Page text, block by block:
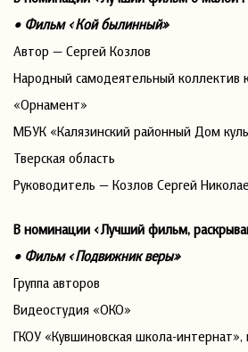
• Фильм «Кой былинный»
Автор — Сергей Козлов
Народный самодеятельный коллектив
«Орнамент»
МБУК «Калязинский районный Дом
Тверская область
Руководитель — Козлов Сергей
В номинации «Лучший фильм,
• Фильм «Подвижник веры»
Группа авторов
Видеостудия «ОКО»
ГКОУ «Кувшиновская школа-интернат»,